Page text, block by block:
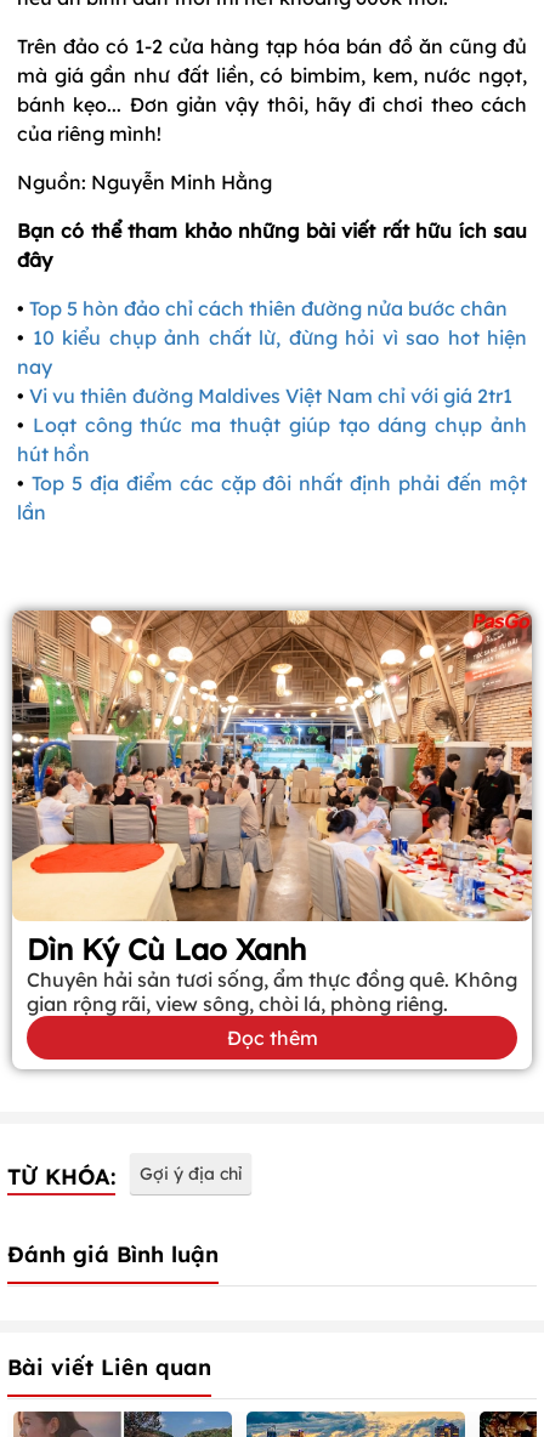
Trên đảo có 1-2 cửa hàng tạp hóa bán đồ ăn cũng đủ
mà giá gần như đất liền, có bimbim, kem, nước ngọt,
bánh kẹo... Đơn giản vậy thôi, hãy đi chơi theo cách
của riêng mình!
Nguồn: Nguyễn Minh Hằng
Bạn có thể tham khảo những bài viết rất hữu ích sau
đây
• Top 5 hòn đảo chỉ cách thiên đường nửa bước chân
• 10 kiểu chụp ảnh chất lừ, đừng hỏi vì sao hot hiện
nay
• Vi vu thiên đường Maldives Việt Nam chỉ với giá 2tr1
• Loạt công thức ma thuật giúp tạo dáng chụp ảnh
hút hồn
• Top 5 địa điểm các cặp đôi nhất định phải đến một
lần
Dìn Ký Cù Lao Xanh
Chuyên hải sản tươi sống, ẩm thực đồng quê. Không
gian rộng rãi, view sông, chòi lá, phòng riêng.
Đọc thêm
TỪ KHÓA: Gợi ý địa chỉ
Đánh giá Bình luận
Bài viết Liên quan